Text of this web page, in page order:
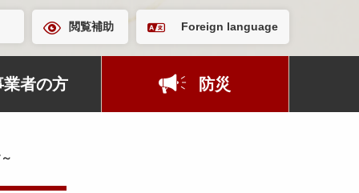
閲覧補助 Foreign language
業者の方 防災